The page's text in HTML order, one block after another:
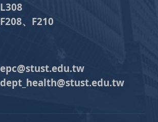
L308
F208、F210
epc@stust.edu.tw
dept_health@stust.edu.tw